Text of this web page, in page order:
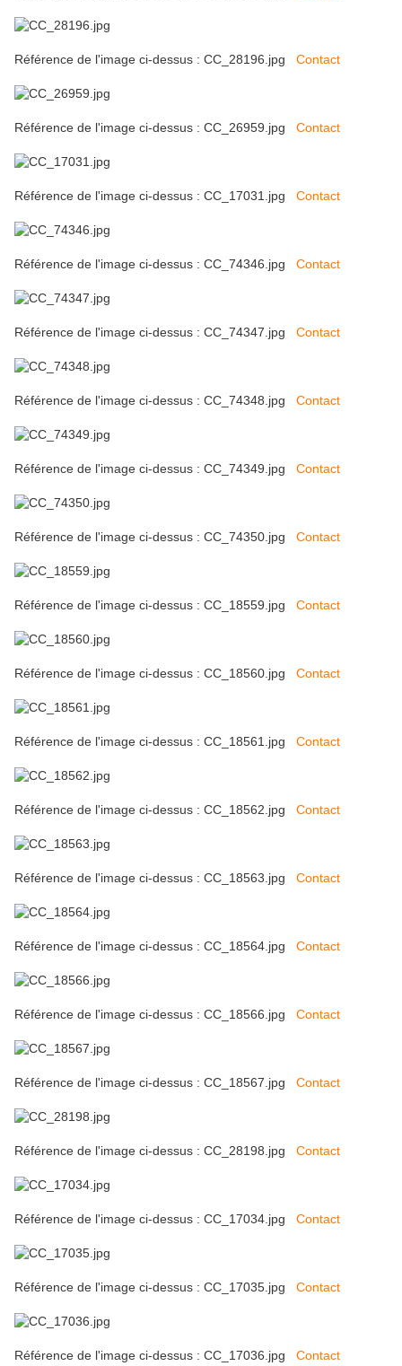
Référence de l'image ci-dessus : CC_28196.jpg Contact
Référence de l'image ci-dessus : CC_26959.jpg Contact
Référence de l'image ci-dessus : CC_17031.jpg Contact
Référence de l'image ci-dessus : CC_74346.jpg Contact
Référence de l'image ci-dessus : CC_74347.jpg Contact
Référence de l'image ci-dessus : CC_74348.jpg Contact
Référence de l'image ci-dessus : CC_74349.jpg Contact
Référence de l'image ci-dessus : CC_74350.jpg Contact
Référence de l'image ci-dessus : CC_18559.jpg Contact
Référence de l'image ci-dessus : CC_18560.jpg Contact
Référence de l'image ci-dessus : CC_18561.jpg Contact
Référence de l'image ci-dessus : CC_18562.jpg Contact
Référence de l'image ci-dessus : CC_18563.jpg Contact
Référence de l'image ci-dessus : CC_18564.jpg Contact
Référence de l'image ci-dessus : CC_18566.jpg Contact
Référence de l'image ci-dessus : CC_18567.jpg Contact
Référence de l'image ci-dessus : CC_28198.jpg Contact
Référence de l'image ci-dessus : CC_17034.jpg Contact
Référence de l'image ci-dessus : CC_17035.jpg Contact
Référence de l'image ci-dessus : CC_17036.jpg Contact